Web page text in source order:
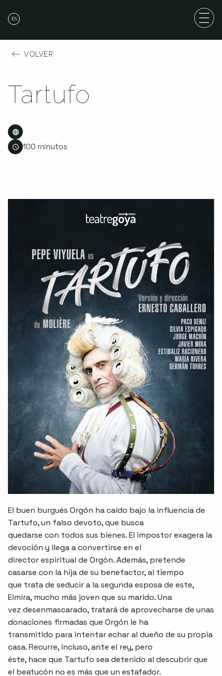
ES
VOLVER
Tartufo
100 minutos
El buen burgués Orgón ha caído bajo la influencia de
Tartufo, un falso devoto, que busca
quedarse con todos sus bienes. El impostor exagera la
devoción y llega a convertirse en el
director espiritual de Orgón. Además, pretende
casarse con la hija de su benefactor, al tiempo
que trata de seducir a la segunda esposa de este,
Elmira, mucho más joven que su marido. Una
vez desenmascarado, tratará de aprovecharse de unas
donaciones firmadas que Orgón le ha
transmitido para intentar echar al dueño de su propia
casa. Recurre, incluso, ante el rey, pero
éste, hace que Tartufo sea detenido al descubrir que
el beatucón no es más que un estafador.